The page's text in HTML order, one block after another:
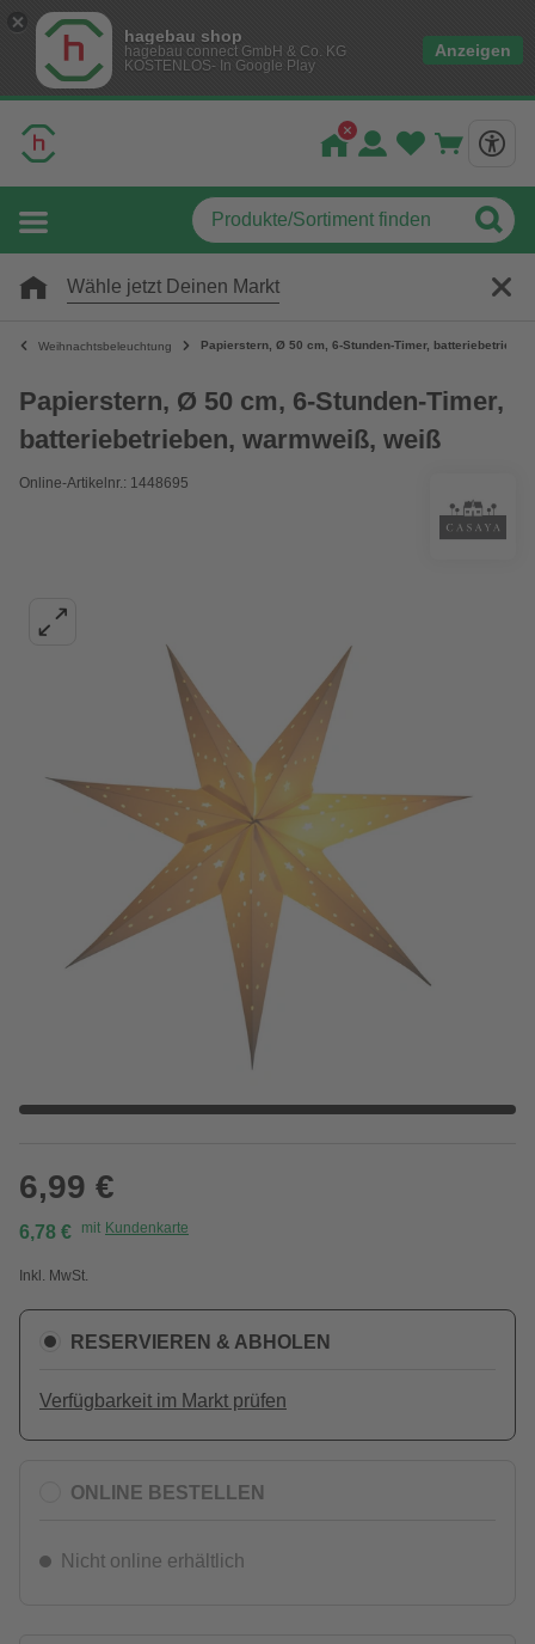
hagebau shop
hagebau connect GmbH & Co. KG
KOSTENLOS- In Google Play
Anzeigen
Wähle jetzt Deinen Markt
Weihnachtsbeleuchtung Papierstern, Ø 50 cm, 6-Stunden-Timer,
Papierstern, Ø 50 cm, 6-Stunden-Timer,
batteriebetrieben, warmweiß, weiß
Online-Artikelnr.: 1448695
6,99 €
6,78 € mit Kundenkarte
Inkl. MwSt.
RESERVIEREN & ABHOLEN
Verfügbarkeit im Markt prüfen
ONLINE BESTELLEN
Nicht online erhältlich